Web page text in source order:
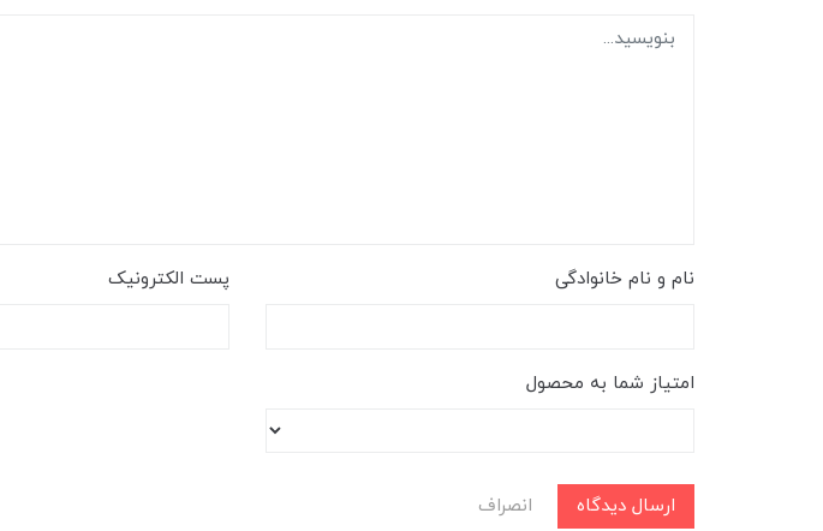
نام و نام خانوادگی پست الکترونیک
امتیاز شما به محصول
ارسال دیدگاه انصراف